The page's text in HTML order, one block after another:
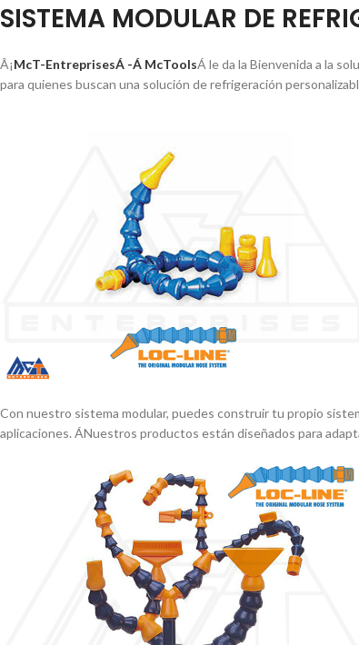
SISTEMA MODULAR DE
Â¡McT-EntreprisesÁ -Á McToolsÁ le da la Bienvenida a la
para quienes buscan una solución de refrigeración
Con nuestro sistema modular, puedes construir tu propio
aplicaciones. ÁNuestros productos están diseñados para